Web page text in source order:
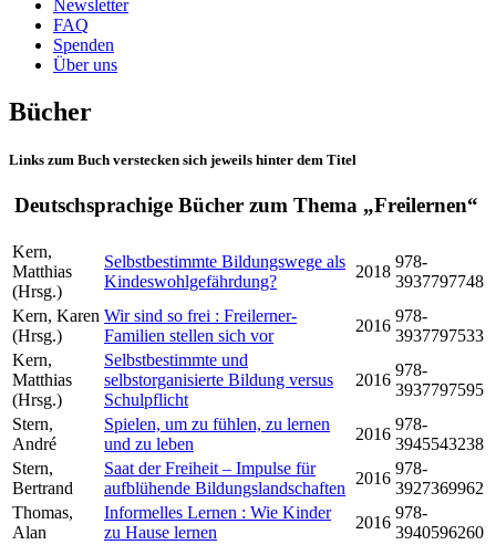
Newsletter
FAQ
Spenden
Über uns
Bücher
Links zum Buch verstecken sich jeweils hinter dem Titel
Deutschsprachige Bücher zum Thema „Freilernen“
Kern,
Matthias
(Hrsg.)
Selbstbestimmte Bildungswege als
Kindeswohlgefährdung?
2018
978-
3937797748
Kern, Karen
(Hrsg.)
Wir sind so frei : Freilerner-
Familien stellen sich vor
2016
978-
3937797533
Kern,
Matthias
(Hrsg.)
Selbstbestimmte und
selbstorganisierte Bildung versus
Schulpflicht
2016
978-
3937797595
Stern,
André
Spielen, um zu fühlen, zu lernen
und zu leben
2016
978-
3945543238
Stern,
Bertrand
Saat der Freiheit – Impulse für
aufblühende Bildungslandschaften
2016
978-
3927369962
Thomas,
Alan
Informelles Lernen : Wie Kinder
zu Hause lernen
2016
978-
3940596260